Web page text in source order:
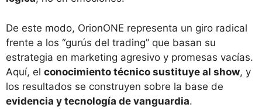
De este modo, OrionONE representa un giro radical
frente a los “gurús del trading” que basan su
estrategia en marketing agresivo y promesas vacías.
Aquí, el conocimiento técnico sustituye al show, y
los resultados se construyen sobre la base de
evidencia y tecnología de vanguardia.